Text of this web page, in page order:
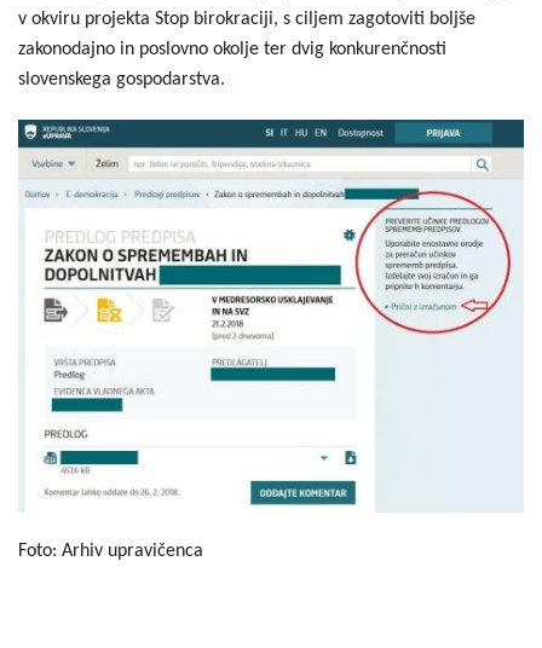
v okviru projekta Stop birokraciji, s ciljem zagotoviti boljše
zakonodajno in poslovno okolje ter dvig konkurenčnosti
slovenskega gospodarstva.
Foto: Arhiv upravičenca